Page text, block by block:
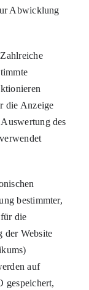
Abwicklung
die Anzeige
des
bestimmter,
die
der Website
auf
gespeichert,